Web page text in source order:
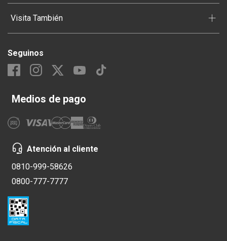
Visita También +
Seguinos
Medios de pago
Atención al cliente
0810-999-58626
0800-777-7777